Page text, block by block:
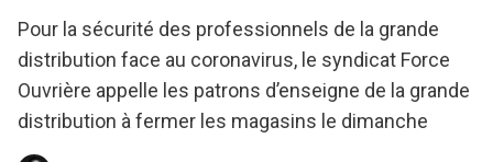
Pour la sécurité des professionnels de la grande
distribution face au coronavirus, le syndicat Force
Ouvrière appelle les patrons d’enseigne de la grande
distribution à fermer les magasins le dimanche